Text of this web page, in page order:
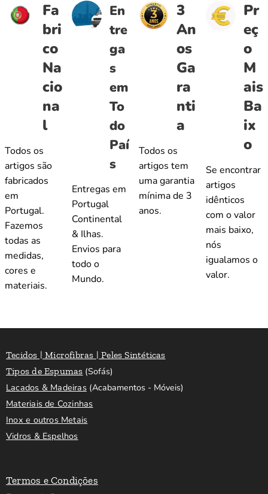
Fa
bri
co
Na
cio
na
l
Todos os
artigos são
fabricados
em
Portugal.
Fazemos
todas as
medidas,
cores e
materiais.
En
tre
ga
s
em
To
do
Paí
s
Entregas em
Portugal
Continental
& Ilhas.
Envios para
todo o
Mundo.
3
An
os
Ga
ra
nti
a
Todos os
artigos tem
uma garantia
mínima de 3
anos.
Pr
eç
o
M
ais
Ba
ix
o
Se encontrar
artigos
idênticos
com o valor
mais baixo,
nós
igualamos o
valor.
Tecidos | Microfibras | Peles Sintéticas
Tipos de Espumas (Sofás)
Lacados & Madeiras(Acabamentos - Móveis)
Materiais de Cozinhas
Inox e outros Metais
Vidros & Espelhos
Termos e Condições